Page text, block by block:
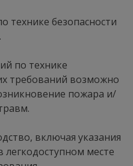
технике безопасности
по технике
требований возможно
пожара и/
включая указания
легкодоступном месте